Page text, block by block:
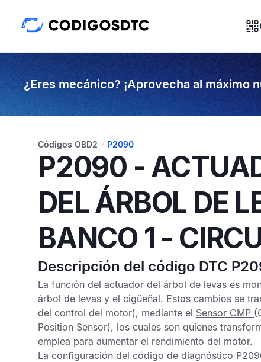
¿Eres mecánico? ¡Aprovecha al máximo
Códigos OBD2 P2090
P2090 -
DEL ÁRBOL DE
BANCO 1 -
Descripción del código DTC
La función del actuador del árbol de levas es
árbol de levas y el cigüeñal. Estos cambios se
del control del motor), mediante el Sensor CMP
Position Sensor), los cuales son quienes
emplea para aumentar el rendimiento del motor.
La configuración del código de diagnóstico